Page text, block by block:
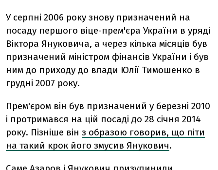
У серпні 2006 року знову призначений на
посаду першого віце-прем'єра України в уряді
Віктора Януковича, а через кілька місяців був
призначений міністром фінансів України і був
ним до приходу до влади Юлії Тимошенко в
грудні 2007 року.
Прем'єром він був призначений у березні 2010
і протримався на цій посаді до 28 січня 2014
року. Пізніше він з образою говорив, що піти
на такий крок його змусив Янукович.